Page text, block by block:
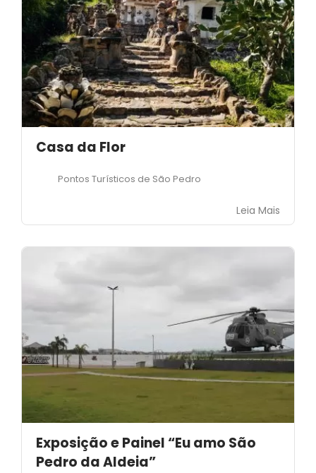
Casa da Flor
Pontos Turísticos de São Pedro
Leia Mais
Exposição e Painel “Eu amo São
Pedro da Aldeia”